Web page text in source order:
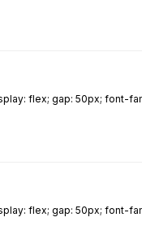
flex; gap: 50px; font-
flex; gap: 50px; font-